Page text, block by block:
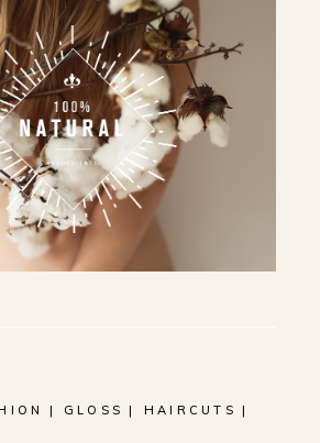
GLOSS HAIRCUTS